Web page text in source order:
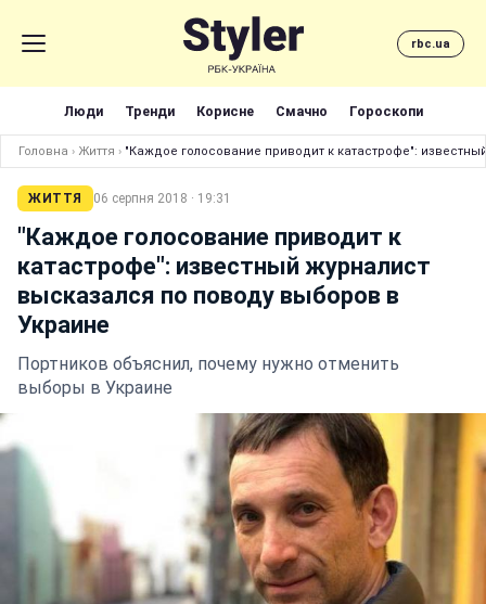
rbc.ua
Люди Тренди Корисне Смачно Гороскопи
Головна › Життя › "Каждое голосование приводит к катастрофе":
ЖИТТЯ 06 серпня 2018 · 19:31
"Каждое голосование приводит к
катастрофе": известный журналист
высказался по поводу выборов в
Украине
Портников объяснил, почему нужно отменить
выборы в Украине